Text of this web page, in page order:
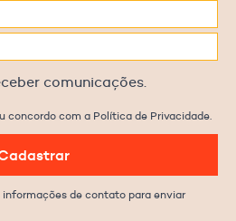
comunicações.
concordo com a Política de Privacidade.
de contato para enviar